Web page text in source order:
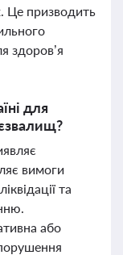
Це призводить
здоров’я
для
вимоги
та
або